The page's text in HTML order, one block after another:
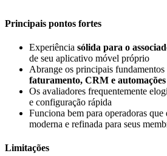
Principais pontos fortes
Experiência sólida para o
de seu aplicativo móvel próprio
Abrange os principais
faturamento, CRM e automações
Os avaliadores frequentemente
e configuração rápida
Funciona bem para operadoras que
moderna e refinada para seus
Limitações